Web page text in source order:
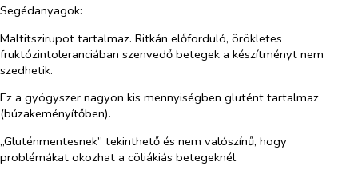
Segédanyagok:
Maltitszirupot tartalmaz. Ritkán előforduló, örökletes
fruktózintoleranciában szenvedő betegek a készítményt nem
szedhetik.
Ez a gyógyszer nagyon kis mennyiségben glutént tartalmaz
(búzakeményítőben).
„Gluténmentesnek” tekinthető és nem valószínű, hogy
problémákat okozhat a cöliákiás betegeknél.